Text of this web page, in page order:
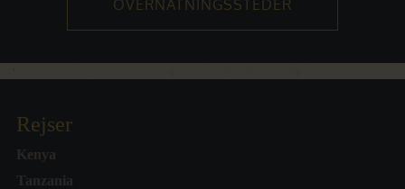
OVERNATNINGSSTEDER
Rejser
Kenya
Tanzania